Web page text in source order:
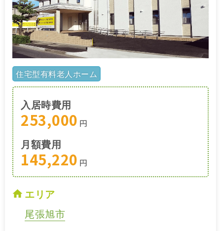
住宅型有料老人ホーム
入居時費用
253,000 円
月額費用
145,220 円
エリア
尾張旭市